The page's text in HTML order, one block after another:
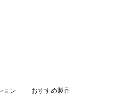
ョン おすすめ製品